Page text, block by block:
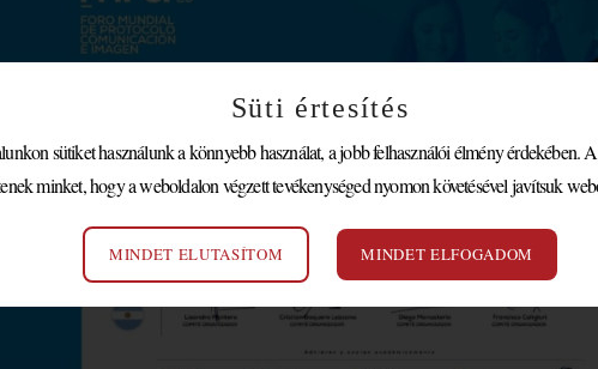
Süti értesítés
sütiket használunk a könnyebb használat, a jobb felhasználói élmény érdekében.
minket, hogy a weboldalon végzett tevékenységed nyomon követésével javítsuk
MINDET ELUTASÍTOM MINDET ELFOGADOM